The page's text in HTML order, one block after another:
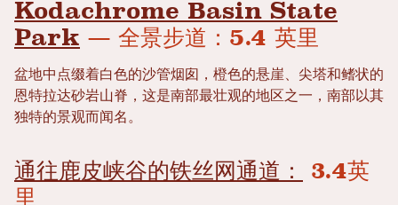
Kodachrome Basin State
Park — 全景步道：5.4 英里
盆地中点缀着白色的沙管烟囱，橙色的悬崖、尖塔和鳍状的
恩特拉达砂岩山脊，这是南部最壮观的地区之一，南部以其
独特的景观而闻名。
通往鹿皮峡谷的铁丝网通道：
3.4英
里